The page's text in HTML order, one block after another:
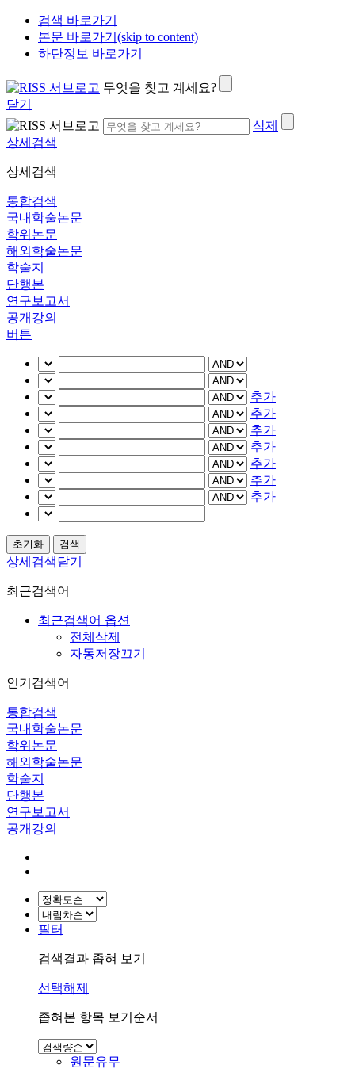
검색 바로가기
본문 바로가기(skip to content)
하단정보 바로가기
무엇을 찾고 계세요?
닫기
삭제
상세검색
상세검색
통합검색
국내학술논문
학위논문
해외학술논문
학술지
단행본
연구보고서
공개강의
버튼
추가
추가
추가
추가
추가
추가
추가
상세검색닫기
최근검색어
최근검색어 옵션
전체삭제
자동저장끄기
인기검색어
통합검색
국내학술논문
학위논문
해외학술논문
학술지
단행본
연구보고서
공개강의
필터
검색결과 좁혀 보기
선택해제
좁혀본 항목 보기순서
원문유무